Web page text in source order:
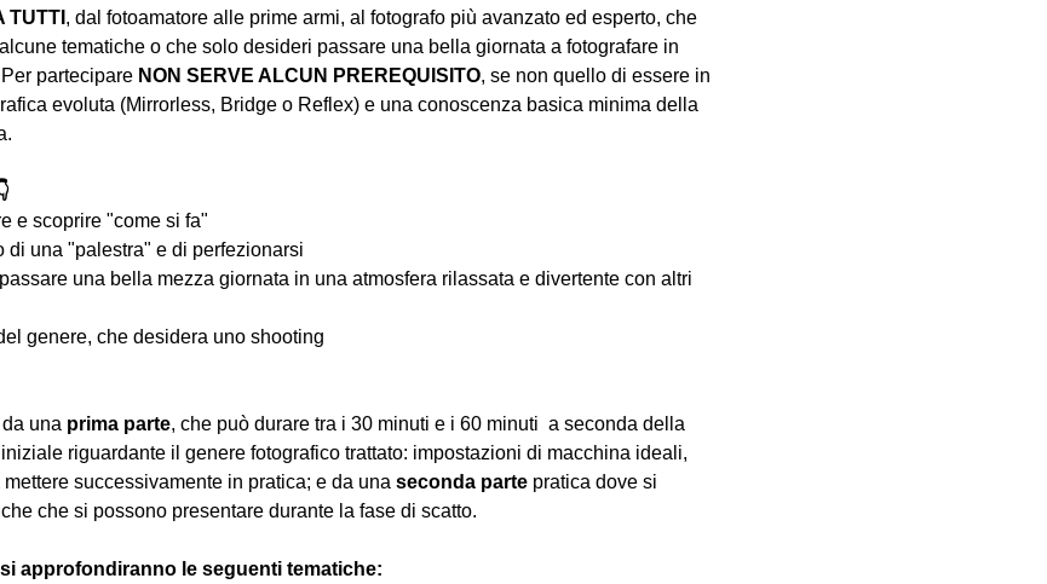
TUTTI , dal fotoamatore alle prime armi, al fotografo più avanzato ed esperto, che
tematiche o che solo desideri passare una bella giornata a fotografare in
partecipare NON SERVE ALCUN PREREQUISITO, se non quello di essere in
evoluta (Mirrorless, Bridge o Reflex) e una conoscenza basica minima della
e scoprire "come si fa"
una "palestra" e di perfezionarsi
una bella mezza giornata in una atmosfera rilassata e divertente con altri
genere, che desidera uno shooting
una prima parte, che può durare tra i 30 minuti e i 60 minuti  a seconda della
riguardante il genere fotografico trattato: impostazioni di macchina ideali,
successivamente in pratica; e da una seconda parte pratica dove si
che si possono presentare durante la fase di scatto.
approfondiranno le seguenti tematiche: